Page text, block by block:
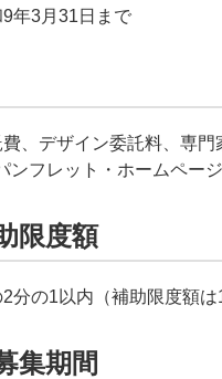
年3月31日まで
、デザイン委託料、専
ンフレット・ホームペ
限度額
分の1以内（補助限度額
集期間